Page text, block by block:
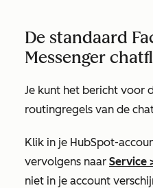
De standaard
Messenger
Je kunt het bericht voor
routingregels van de
Klik in je HubSpot-
vervolgens naar Service
niet in je account